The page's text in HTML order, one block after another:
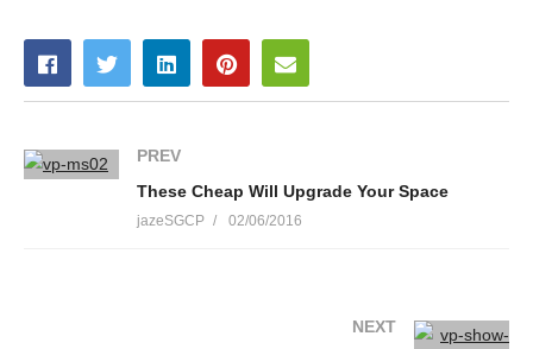
PREV
These Cheap Will Upgrade Your Space
jazeSGCP 02/06/2016
NEXT